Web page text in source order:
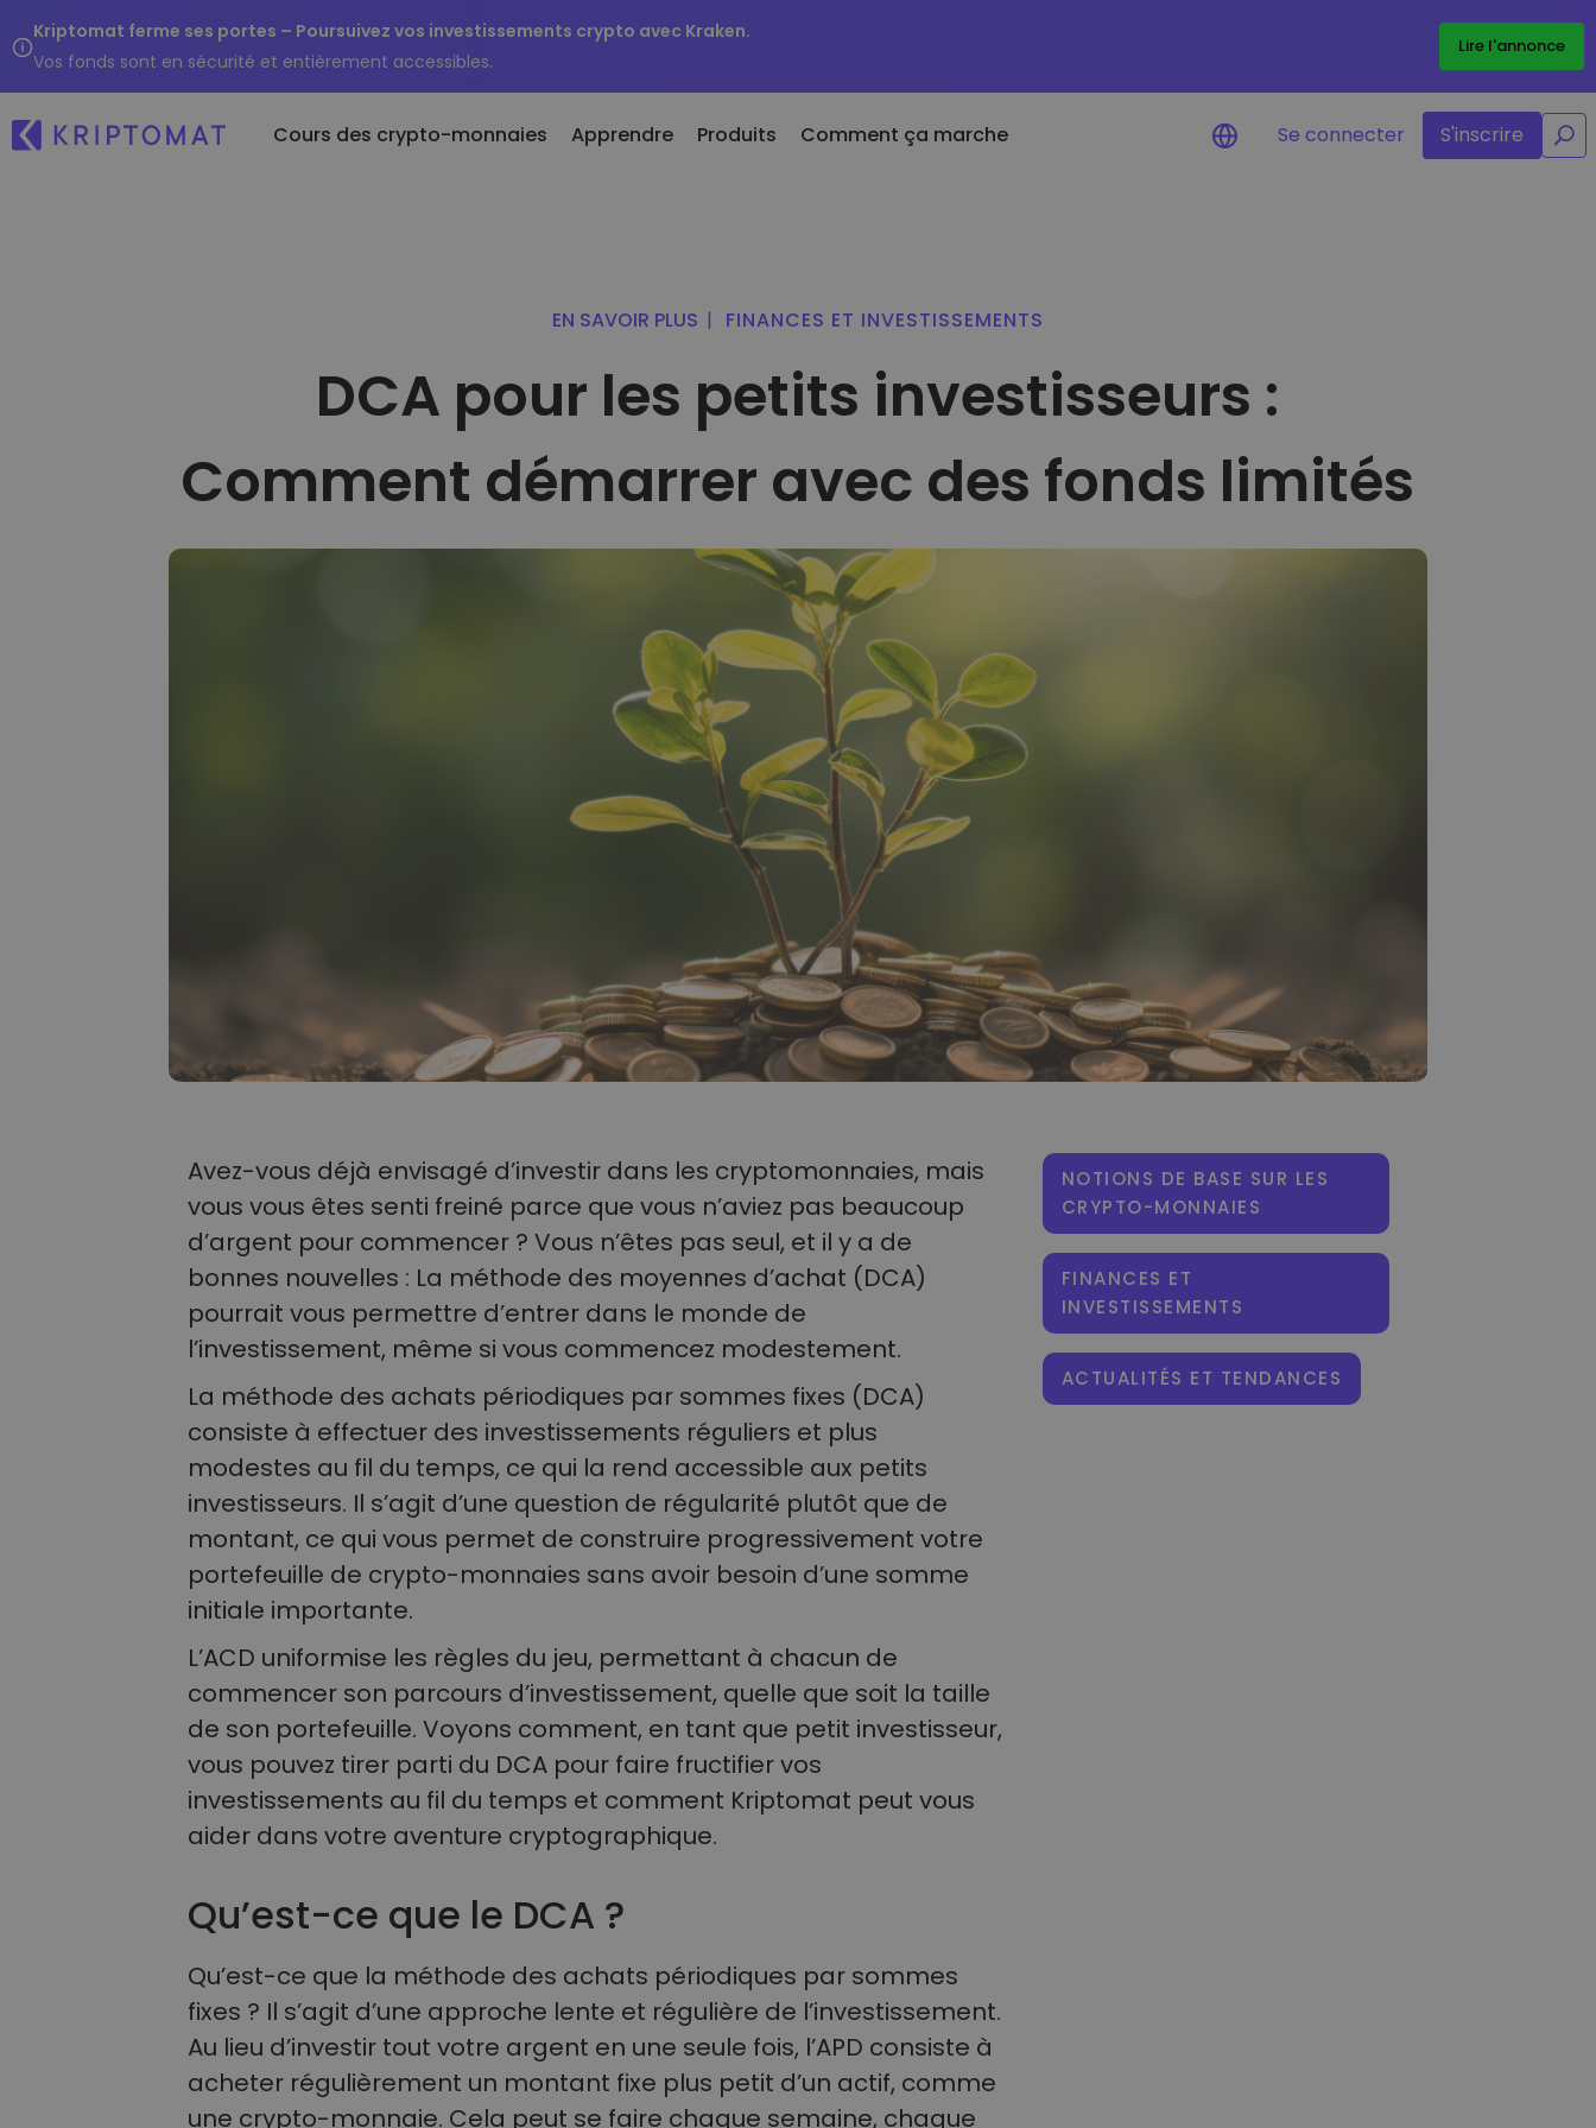
Kriptomat ferme ses portes – Poursuivez vos investissements crypto avec Kraken.
Vos fonds sont en sécurité et entièrement accessibles.
Lire l'annonce
Cours des crypto-monnaies
Trouver des opportunités
Apprendre Produits
monnaies
Plus de 1 000 options de paires
Portefeuilles intelligents
dans les crypto-monnaies
Portefeuille Kriptomat
Explorateur d'investissement
pour votre avenir
Achat récurrent
Portefeuille données
des performances optimales
Comment ça marche Se connecter S'inscrire
/
EN SAVOIR PLUS | FINANCES ET INVESTISSEMENTS
DCA pour les petits investisseurs :
Comment démarrer avec des fonds limités
Avez-vous déjà envisagé d’investir dans les cryptomonnaies, mais
vous vous êtes senti freiné parce que vous n’aviez pas beaucoup
d’argent pour commencer ? Vous n’êtes pas seul, et il y a de
bonnes nouvelles : La méthode des moyennes d’achat (DCA)
pourrait vous permettre d’entrer dans le monde de
l’investissement, même si vous commencez modestement.
La méthode des achats périodiques par sommes fixes (DCA)
consiste à effectuer des investissements réguliers et plus
modestes au fil du temps, ce qui la rend accessible aux petits
investisseurs. Il s’agit d’une question de régularité plutôt que de
montant, ce qui vous permet de construire progressivement votre
portefeuille de crypto-monnaies sans avoir besoin d’une somme
initiale importante.
L’ACD uniformise les règles du jeu, permettant à chacun de
commencer son parcours d’investissement, quelle que soit la taille
de son portefeuille. Voyons comment, en tant que petit investisseur,
vous pouvez tirer parti du DCA pour faire fructifier vos
investissements au fil du temps et comment Kriptomat peut vous
aider dans votre aventure cryptographique.
Qu’est-ce que le DCA ?
Qu’est-ce que la méthode des achats périodiques par sommes
fixes ? Il s’agit d’une approche lente et régulière de l’investissement.
Au lieu d’investir tout votre argent en une seule fois, l’APD consiste à
acheter régulièrement un montant fixe plus petit d’un actif, comme
une crypto-monnaie. Cela peut se faire chaque semaine, chaque
NOTIONS DE BASE SUR LES
CRYPTO-MONNAIES
FINANCES ET
INVESTISSEMENTS
ACTUALITÉS ET TENDANCES